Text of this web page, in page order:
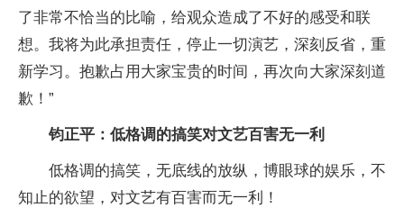
了非常不恰当的比喻，给观众造成了不好的感受和联
想。我将为此承担责任，停止一切演艺，深刻反省，重
新学习。抱歉占用大家宝贵的时间，再次向大家深刻道
歉！”
钧正平：低格调的搞笑对文艺百害无一利
低格调的搞笑，无底线的放纵，博眼球的娱乐，不
知止的欲望，对文艺有百害而无一利！